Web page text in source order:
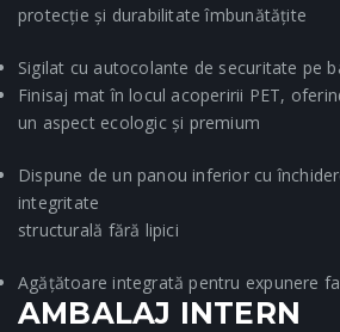
protecție și durabilitate îmbunătățite
Sigilat cu autocolante de securitate pe
Finisaj mat în locul acoperirii PET,
un aspect ecologic și premium
Dispune de un panou inferior cu
integritate
structurală fără lipici
Agățătoare integrată pentru expunere
AMBALAJ INTERN